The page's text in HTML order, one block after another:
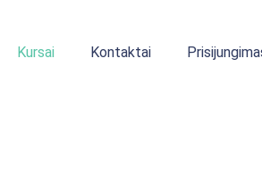
Kursai Kontaktai